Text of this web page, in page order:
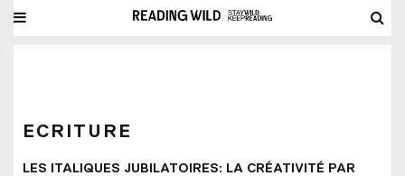
ECRITURE
LES ITALIQUES JUBILATOIRES: LA CRÉATIVITÉ PAR